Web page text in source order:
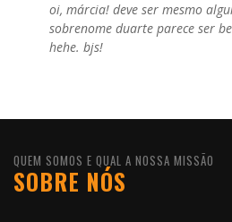
oi, márcia! deve ser mesmo
sobrenome duarte parece ser
hehe. bjs!
QUEM SOMOS E QUAL A NOSSA MISSÃO
SOBRE NÓS